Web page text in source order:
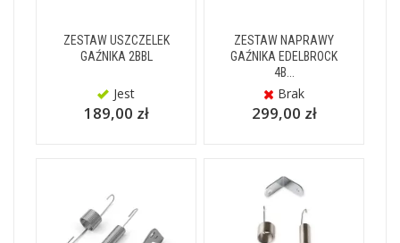
ZESTAW USZCZELEK
GAŹNIKA 2BBL
Jest
189,00 zł
ZESTAW NAPRAWY
GAŹNIKA EDELBROCK
4B...
Brak
299,00 zł